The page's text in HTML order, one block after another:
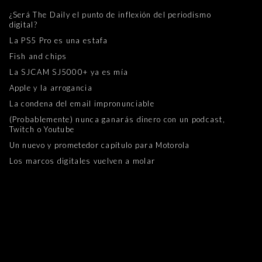
¿Será The Daily el punto de inflexión del periodismo
digital?
La PS5 Pro es una estafa
Fish and chips
La SJCAM SJ5000+ ya es mía
Apple y la arrogancia
La condena del email impronunciable
(Probablemente) nunca ganarás dinero con un podcast,
Twitch o Youtube
Un nuevo y prometedor capítulo para Motorola
Los marcos digitales vuelven a molar